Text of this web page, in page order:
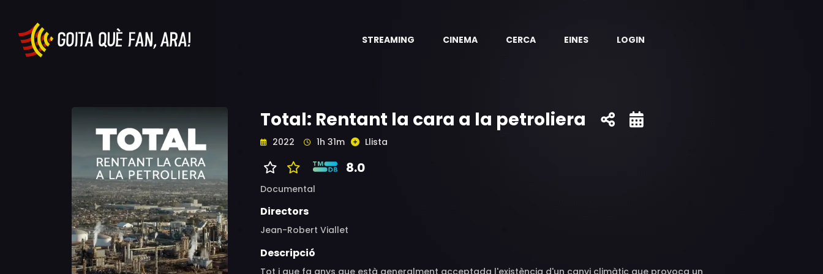
STREAMING CINEMA CERCA EINES LOGIN
Total: Rentant la cara a la petroliera
2022 1h 31m Llista
8.0
Documental
Directors
Jean-Robert Viallet
Descripció
Tot i que fa anys que està generalment acceptada l'existència d'un canvi climàtic que provoca un